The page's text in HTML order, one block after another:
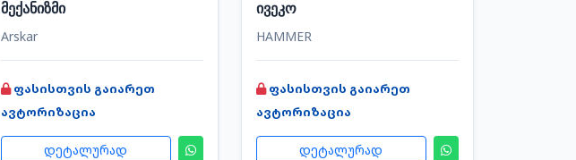
მექანიზმი
Arskar
ფასისთვის გაიარეთ
ავტორიზაცია
დეტალურად
ივეკო
HAMMER
ფასისთვის გაიარეთ
ავტორიზაცია
დეტალურად